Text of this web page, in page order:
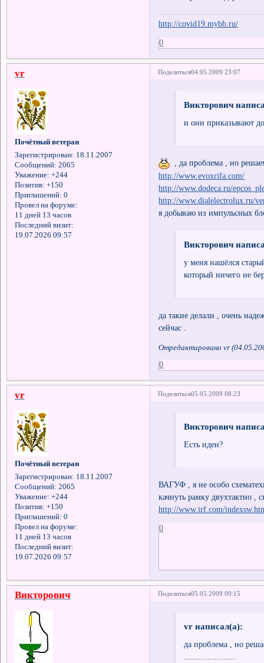
http://covid19.mybb.ru/
0
Поделиться04.05.2009 23:07
vr
Почётный ветеран
Зарегистрирован: 18.11.2007
Сообщений: 2065
Уважение: +244
Позитив: +150
Приглашений: 0
Провел на форуме:
11 дней 13 часов
Последний визит:
19.07.2026 09:57
Викторович
и они приказывают
, да проблема , но
http://www.evoxrifa.com/
http://www.dodeca.ru/
http://www.dialelectrolux.ru/
я добываю из импульсных
Викторович
у меня нашёлся
который ничего не
да такие делали , очень
сейчас .
Отредактировано vr
0
Поделиться05.05.2009 08:23
vr
Почётный ветеран
Зарегистрирован: 18.11.2007
Сообщений: 2065
Уважение: +244
Позитив: +150
Приглашений: 0
Провел на форуме:
11 дней 13 часов
Последний визит:
19.07.2026 09:57
Викторович
Есть идеи?
ВАГУФ , я не особо
качнуть рамку двухтактно
http://www.irf.com/
0
Поделиться05.05.2009 09:15
Викторович
vr написал(а):
да проблема , но